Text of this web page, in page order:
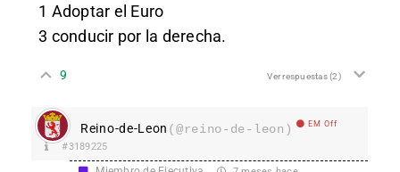
1 Adoptar el Euro
3 conducir por la derecha.
9 Ver respuestas(2)
Reino-de-Leon (@reino-de-leon) EM Off
#3189225